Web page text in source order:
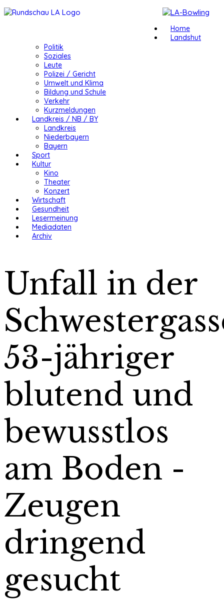
Home
Landshut
Politik
Soziales
Leute
Polizei / Gericht
Umwelt und Klima
Bildung und Schule
Verkehr
Kurzmeldungen
Landkreis / NB / BY
Landkreis
Niederbayern
Bayern
Sport
Kultur
Kino
Theater
Konzert
Wirtschaft
Gesundheit
Lesermeinung
Mediadaten
Archiv
Unfall in der
53-jähriger
blutend und
bewusstlos
am Boden -
Zeugen
dringend
gesucht